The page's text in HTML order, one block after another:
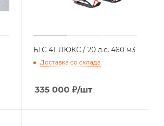
БТС 4Т ЛЮКС / 20 л.с. 460 м3
Доставка со склада
335 000 ₽/шт